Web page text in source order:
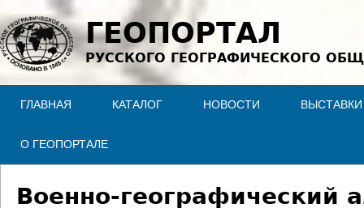
Jump to navigation
ГЕОПОРТАЛ
РУССКОГО ГЕОГРАФИЧЕСКОГО
ГЛАВНАЯ КАТАЛОГ НОВОСТИ ВЫСТАВКИ
О ГЕОПОРТАЛЕ
Военно-географический